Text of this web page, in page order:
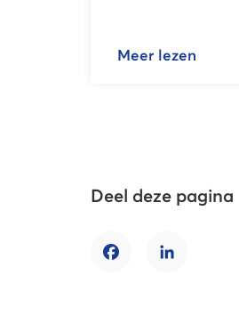
Meer lezen
Deel deze pagina
FacebookLinkedIn